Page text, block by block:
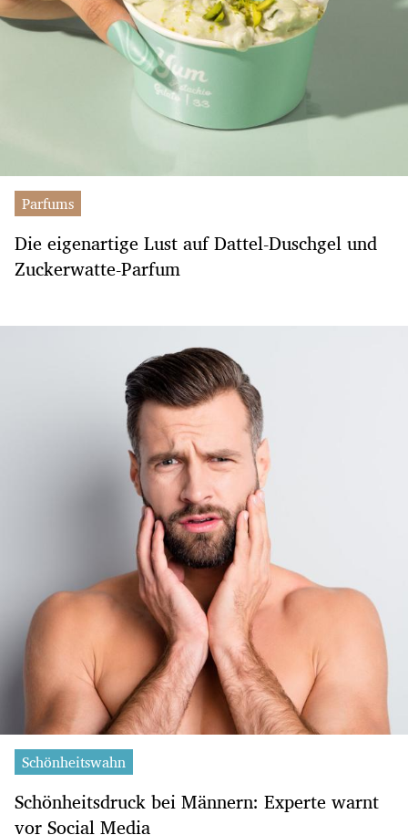
Parfums
Die eigenartige Lust auf Dattel-Duschgel und
Zuckerwatte-Parfum
Schönheitswahn
Schönheitsdruck bei Männern: Experte warnt
vor Social Media